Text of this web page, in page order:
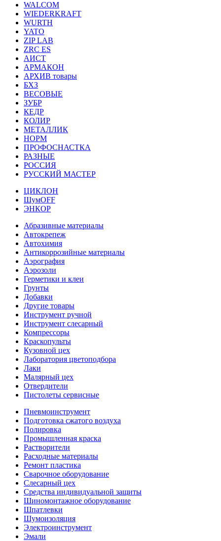
WALCOM
WIEDERKRAFT
WURTH
YATO
ZIP LAB
ZRC ES
АИСТ
АРМАКОН
АРХИВ товары
БХЗ
ВЕСОВЫЕ
ЗУБР
КЕДР
КОЛИР
МЕТАЛЛИК
НОРМ
ПРОФОСНАСТКА
РАЗНЫЕ
РОССИЯ
РУССКИЙ МАСТЕР
ЦИКЛОН
ШумOFF
ЭНКОР
Абразивные материалы
Автокрепеж
Автохимия
Антикоррозийные материалы
Аэрография
Аэрозоли
Герметики и клеи
Грунты
Добавки
Другие товары
Инструмент ручной
Инструмент слесарный
Компрессоры
Краскопульты
Кузовной цех
Лаборатория цветоподбора
Лаки
Малярный цех
Отвердители
Пистолеты сервисные
Пневмоинструмент
Подготовка сжатого воздуха
Полировка
Промышленная краска
Растворители
Расходные материалы
Ремонт пластика
Сварочное оборудование
Слесарный цех
Средства индивидуальной защиты
Шиномонтажное оборудование
Шпатлевки
Шумоизоляция
Электроинструмент
Эмали